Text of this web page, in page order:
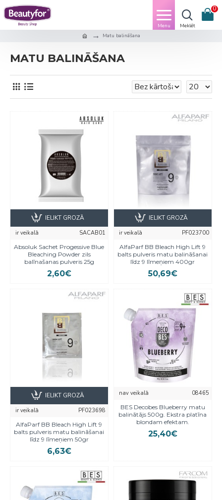
0
Matu balināšana
MATU BALINĀŠANA
ir veikalā
SACAB01
Absoluk Sachet Progessive Blue
Bleaching Powder zils
balīnašanas pulveris 25g
2,60€
IELIKT GROZĀ
ir veikalā
PF023700
AlfaParf BB Bleach High Lift 9
balts pulveris matu balināšanai
līdz 9 līmeņiem 400gr
50,69€
IELIKT GROZĀ
ir veikalā
PF023698
AlfaParf BB Bleach High Lift 9
balts pulveris matu balināšanai
līdz 9 līmeņiem 50gr
6,63€
IELIKT GROZĀ nav veikalā
08465
BES Decobes Blueberry matu
balinātājs 500g. Ekstra platīna
blondam efektam.
25,40€